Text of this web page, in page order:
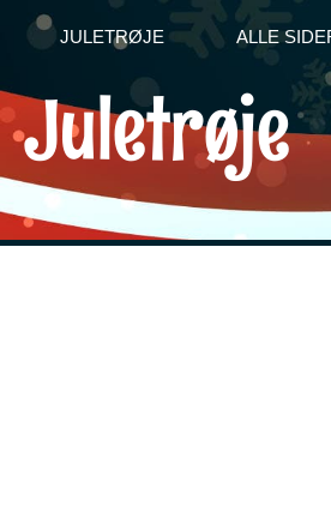
JULETRØJE ALLE
Juletrøje